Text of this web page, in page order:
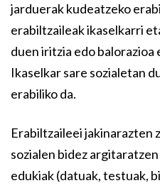
jarduerak kudeatzeko
erabiltzaileak ikaselkarri
duen iritzia edo balorazioa
Ikaselkar sare sozialetan
erabiliko da.
Erabiltzaileei jakinarazten
sozialen bidez
edukiak (datuak, testuak,